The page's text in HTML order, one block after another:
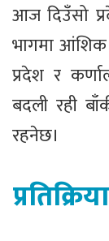
आज दिउँसो
भागमा आंशिक
प्रदेश र
बदली रही
रहनेछ।
प्रतिक्रिया